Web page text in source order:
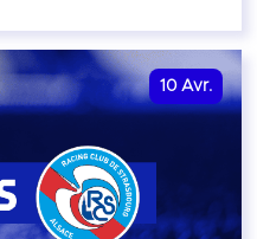
10 Avr.